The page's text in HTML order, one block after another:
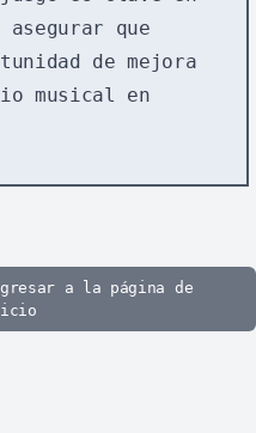
asegurar que
de mejora
musical en
a la página de